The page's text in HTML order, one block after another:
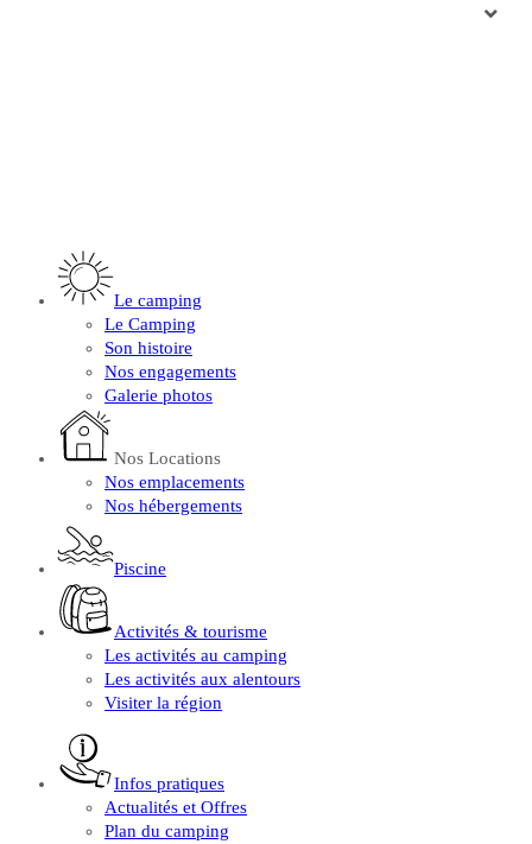
Le camping
Le Camping
Son histoire
Nos engagements
Galerie photos
Nos Locations
Nos emplacements
Nos hébergements
Piscine
Activités & tourisme
Les activités au camping
Les activités aux alentours
Visiter la région
Infos pratiques
Actualités et Offres
Plan du camping